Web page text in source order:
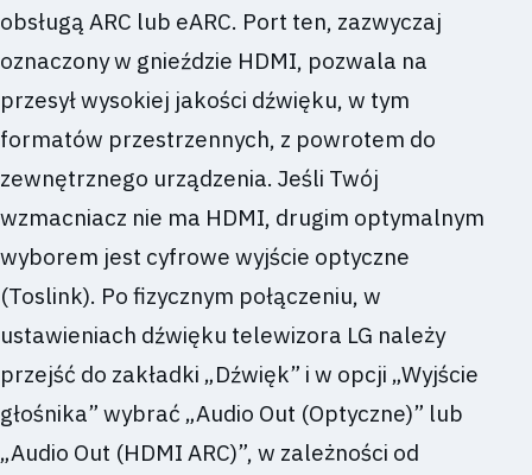
obsługą ARC lub eARC. Port ten, zazwyczaj
oznaczony w gnieździe HDMI, pozwala na
przesył wysokiej jakości dźwięku, w tym
formatów przestrzennych, z powrotem do
zewnętrznego urządzenia. Jeśli Twój
wzmacniacz nie ma HDMI, drugim optymalnym
wyborem jest cyfrowe wyjście optyczne
(Toslink). Po fizycznym połączeniu, w
ustawieniach dźwięku telewizora LG należy
przejść do zakładki „Dźwięk” i w opcji „Wyjście
głośnika” wybrać „Audio Out (Optyczne)” lub
„Audio Out (HDMI ARC)”, w zależności od